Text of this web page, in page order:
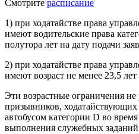
Смотрите расписание
1) при ходатайстве права
имеют водительские права
полутора лет на дату подачи
2) при ходатайстве права
имеют возраст не менее 23,5
Эти возрастные ограничения не
призывников, ходатайствующих
автобусом категории D во
выполнения служебных